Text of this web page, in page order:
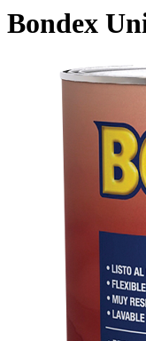
Bondex